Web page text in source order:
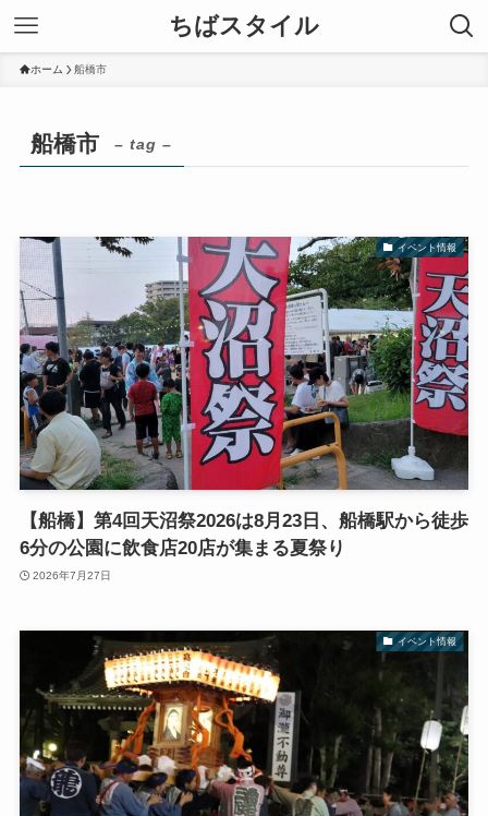
ちばスタイル
ホーム 船橋市
船橋市 – tag –
イベント情報
【船橋】第4回天沼祭2026は8月23日、船橋駅から徒歩
6分の公園に飲食店20店が集まる夏祭り
2026年7月27日
イベント情報